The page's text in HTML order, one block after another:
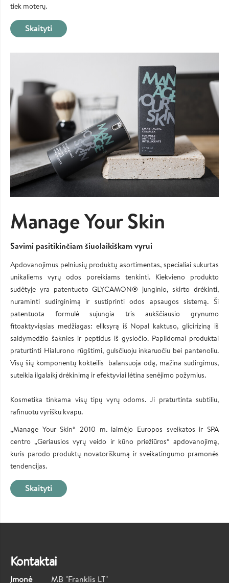
tiek moterų.
Skaityti
Manage Your Skin
Savimi pasitikinčiam šiuolaikiškam vyrui
Apdovanojimus pelniusių produktų asortimentas, specialiai sukurtas
unikaliems vyrų odos poreikiams tenkinti. Kiekvieno produkto
sudėtyje yra patentuoto GLYCAMON® junginio, skirto drėkinti,
nuraminti sudirginimą ir sustiprinti odos apsaugos sistemą. Ši
patentuota formulė sujungia tris aukščiausio grynumo
fitoaktyviąsias medžiagas: eliksyrą iš Nopal kaktuso, gliciriziną iš
saldymedžio šaknies ir peptidus iš gysločio. Papildomai produktai
praturtinti Hialurono rūgštimi, gulsčiuoju inkaruočiu bei pantenoliu.
Visų šių komponentų kokteilis balansuoja odą, mažina sudirgimus,
suteikia ilgalaikį drėkinimą ir efektyviai lėtina senėjimo požymius.
Kosmetika tinkama visų tipų vyrų odoms. Ji praturtinta subtiliu,
rafinuotu vyrišku kvapu.
„Manage Your Skin“ 2010 m. laimėjo Europos sveikatos ir SPA
centro „Geriausios vyrų veido ir kūno priežiūros“ apdovanojimą,
kuris parodo produktų novatoriškumą ir sveikatingumo pramonės
tendencijas.
Skaityti
Kontaktai
Įmonė MB "Franklis LT"